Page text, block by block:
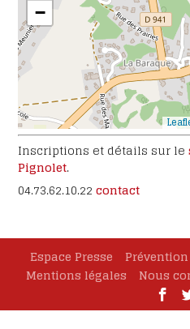
−
Inscriptions et détails sur le
Pignolet.
04.73.62.10.22contact
Espace Presse
Mentions légales
Nous